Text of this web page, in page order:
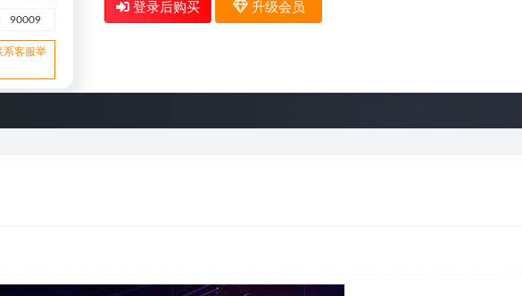
90009
系客服举
登录后购买 升级会员